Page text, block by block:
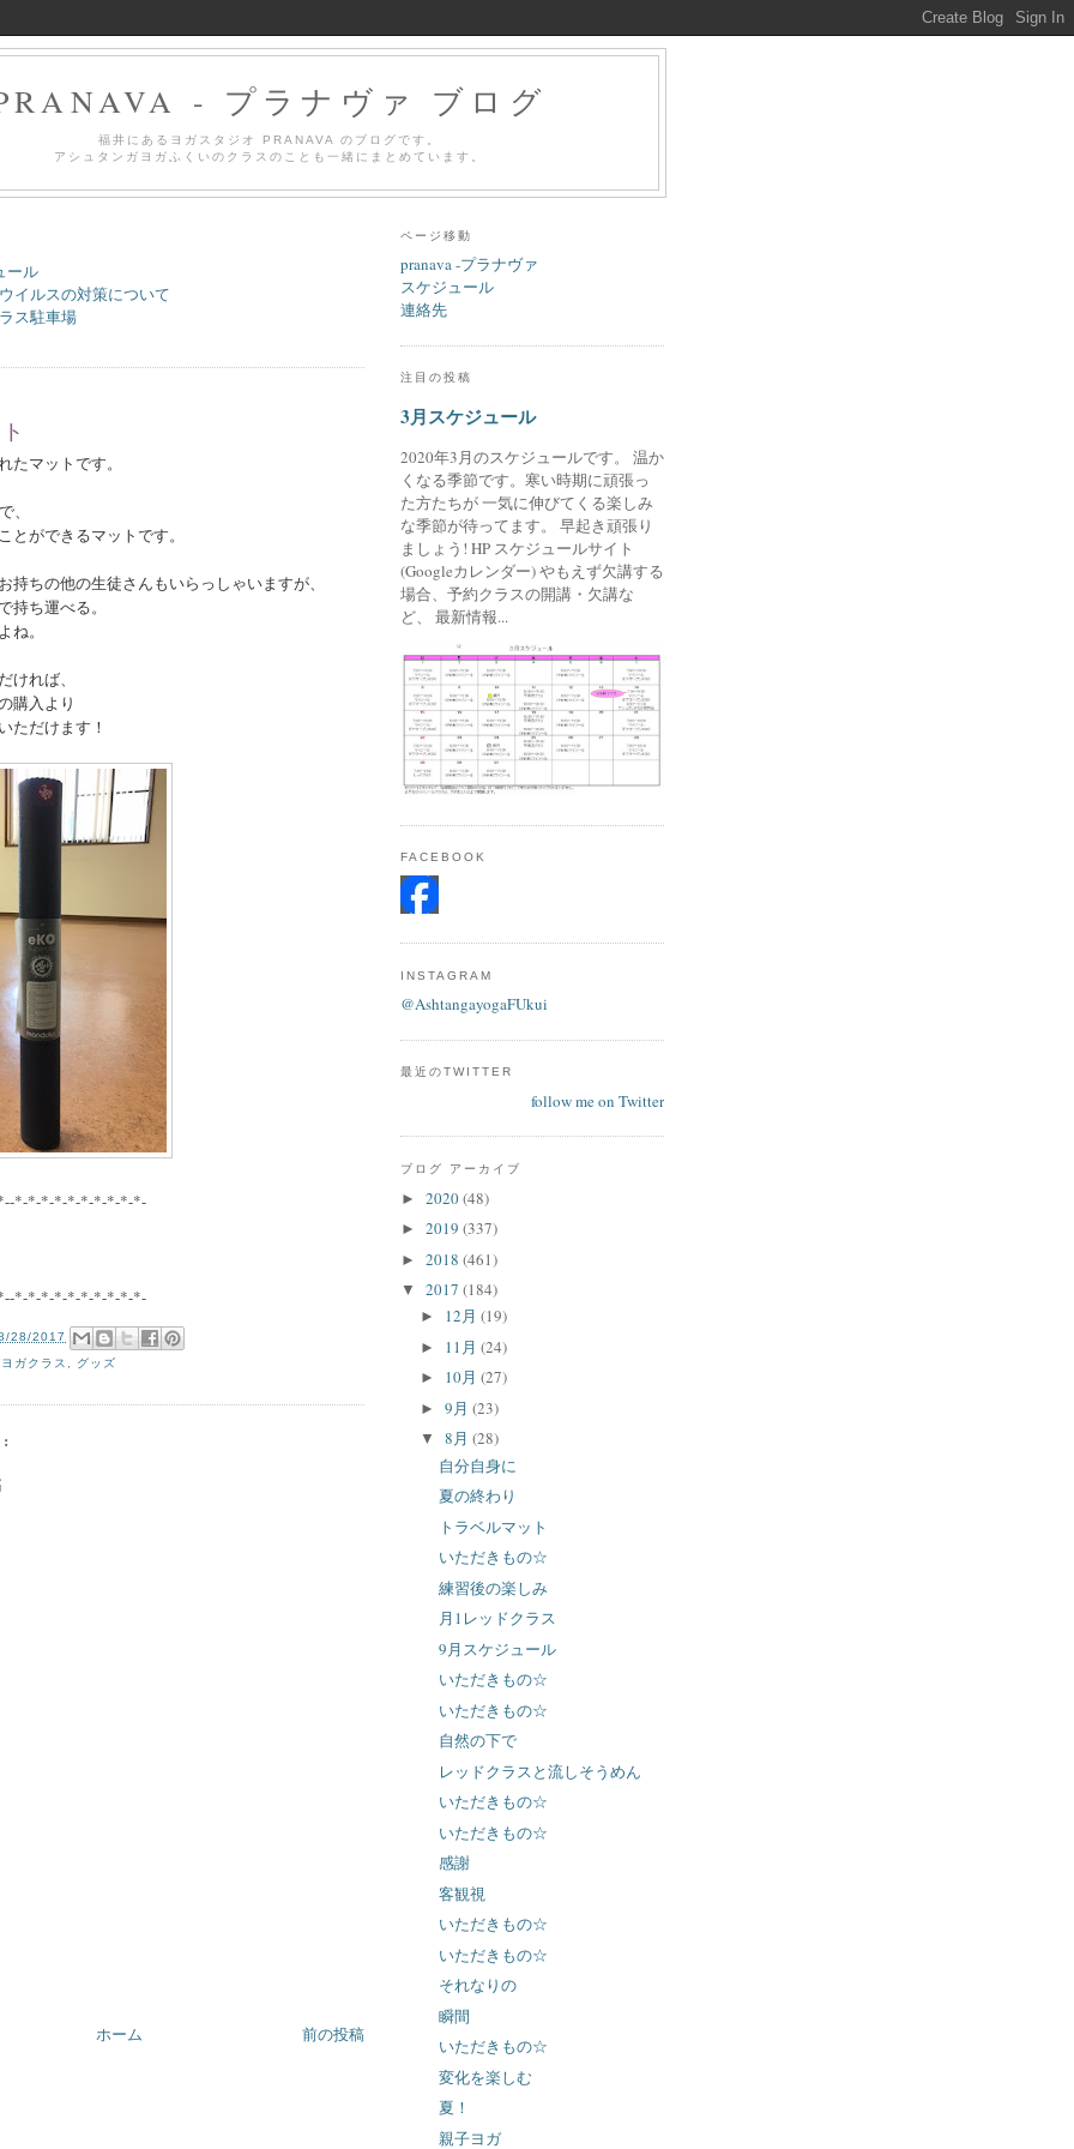
- プラナヴァ ブログ
福井にあるヨガスタジオ PRANAVA のブログです。
アシュタンガヨガふくいのクラスのことも一緒にまとめています。
ール
イルスの対策について
ス駐車場
たマットです。
、
とができるマットです。
持ちの他の生徒さんもいらっしゃいますが、
持ち運べる。
ね。
ければ、
購入より
ただけます！
*-*-*-*-*-*-*-*-*-*-
*-*-*-*-*-*-*-*-*-*-
28/2017
ガクラス
グッズ
前の投稿
ホーム
ページ移動
pranava -プラナヴァ
スケジュール
連絡先
注目の投稿
3月スケジュール
2020年3月のスケジュールです。 温か
くなる季節です。寒い時期に頑張っ
た方たちが 一気に伸びてくる楽しみ
な季節が待ってます。 早起き頑張り
ましょう! HP スケジュールサイト
(Googleカレンダー) やもえず欠講する
場合、予約クラスの開講・欠講な
ど、 最新情報...
FACEBOOK
INSTAGRAM
@AshtangayogaFUkui
最近のTWITTER
follow me on Twitter
ブログ アーカイブ
► 2020(48)
► 2019 (337)
► 2018 (461)
▼ 2017 (184)
► 12月 (19)
► 11月 (24)
► 10月 (27)
► 9月 (23)
▼ 8月 (28)
自分自身に
夏の終わり
トラベルマット
いただきもの☆
練習後の楽しみ
月1レッドクラス
9月スケジュール
いただきもの☆
いただきもの☆
自然の下で
レッドクラスと流しそうめん
いただきもの☆
いただきもの☆
感謝
客観視
いただきもの☆
いただきもの☆
それなりの
瞬間
いただきもの☆
変化を楽しむ
夏！
親子ヨガ